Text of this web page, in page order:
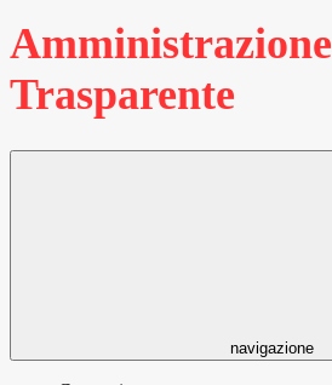
Amministrazione
Trasparente
navigazione